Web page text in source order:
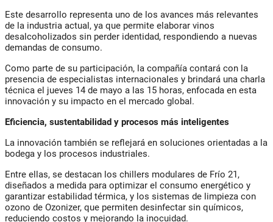
Este desarrollo representa uno de los avances más relevantes
de la industria actual, ya que permite elaborar vinos
desalcoholizados sin perder identidad, respondiendo a nuevas
demandas de consumo.
Como parte de su participación, la compañía contará con la
presencia de especialistas internacionales y brindará una charla
técnica el jueves 14 de mayo a las 15 horas, enfocada en esta
innovación y su impacto en el mercado global.
Eficiencia, sustentabilidad y procesos más inteligentes
La innovación también se reflejará en soluciones orientadas a la
bodega y los procesos industriales.
Entre ellas, se destacan los chillers modulares de Frío 21,
diseñados a medida para optimizar el consumo energético y
garantizar estabilidad térmica, y los sistemas de limpieza con
ozono de Ozonizer, que permiten desinfectar sin químicos,
reduciendo costos y mejorando la inocuidad.